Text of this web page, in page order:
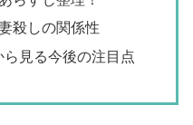
殺しの関係性
見る今後の注目点